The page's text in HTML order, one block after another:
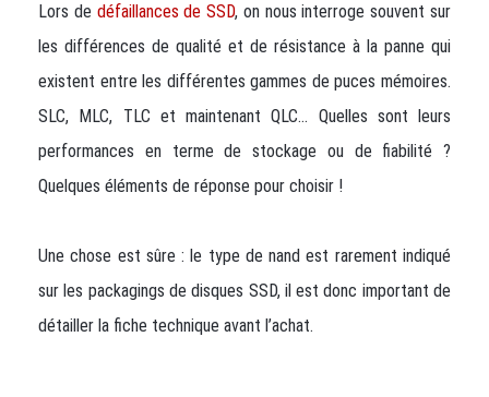
Lors de défaillances de SSD, on nous interroge souvent sur
les différences de qualité et de résistance à la panne qui
existent entre les différentes gammes de puces mémoires.
SLC, MLC, TLC et maintenant QLC… Quelles sont leurs
performances en terme de stockage ou de fiabilité ?
Quelques éléments de réponse pour choisir !
Une chose est sûre : le type de nand est rarement indiqué
sur les packagings de disques SSD, il est donc important de
détailler la fiche technique avant l’achat.